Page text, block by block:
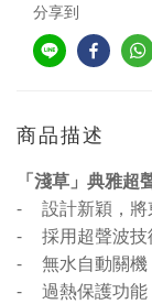
分享到
商品描述
「淺草」典雅超
- 設計新穎，
- 採用超聲波
- 無水自動關
- 過熱保護功能